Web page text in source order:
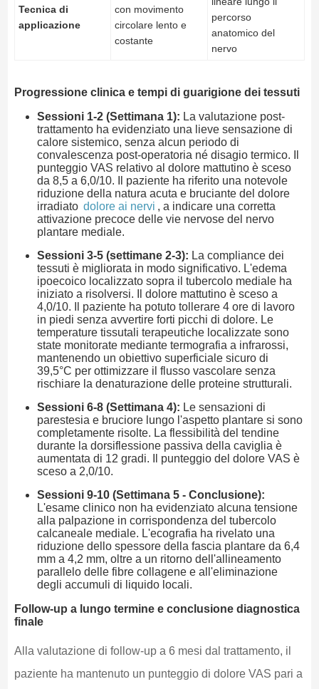
Tecnica di
applicazione
con movimento
circolare lento e
costante
percorso
anatomico del
nervo
Progressione clinica e tempi di guarigione dei tessuti
Sessioni 1-2 (Settimana 1): La valutazione post-
trattamento ha evidenziato una lieve sensazione di
calore sistemico, senza alcun periodo di
convalescenza post-operatoria né disagio termico. Il
punteggio VAS relativo al dolore mattutino è sceso
da 8,5 a 6,0/10. Il paziente ha riferito una notevole
riduzione della natura acuta e bruciante del dolore
irradiato dolore ai nervi , a indicare una corretta
attivazione precoce delle vie nervose del nervo
plantare mediale.
Sessioni 3-5 (settimane 2-3): La compliance dei
tessuti è migliorata in modo significativo. L'edema
ipoecoico localizzato sopra il tubercolo mediale ha
iniziato a risolversi. Il dolore mattutino è sceso a
4,0/10. Il paziente ha potuto tollerare 4 ore di lavoro
in piedi senza avvertire forti picchi di dolore. Le
temperature tissutali terapeutiche localizzate sono
state monitorate mediante termografia a infrarossi,
mantenendo un obiettivo superficiale sicuro di
39,5°C per ottimizzare il flusso vascolare senza
rischiare la denaturazione delle proteine strutturali.
Sessioni 6-8 (Settimana 4): Le sensazioni di
parestesia e bruciore lungo l'aspetto plantare si sono
completamente risolte. La flessibilità del tendine
durante la dorsiflessione passiva della caviglia è
aumentata di 12 gradi. Il punteggio del dolore VAS è
sceso a 2,0/10.
Sessioni 9-10 (Settimana 5 - Conclusione):
L'esame clinico non ha evidenziato alcuna tensione
alla palpazione in corrispondenza del tubercolo
calcaneale mediale. L'ecografia ha rivelato una
riduzione dello spessore della fascia plantare da 6,4
mm a 4,2 mm, oltre a un ritorno dell'allineamento
parallelo delle fibre collagene e all'eliminazione
degli accumuli di liquido locali.
Follow-up a lungo termine e conclusione diagnostica
finale
Alla valutazione di follow-up a 6 mesi dal trattamento, il
paziente ha mantenuto un punteggio di dolore VAS pari a